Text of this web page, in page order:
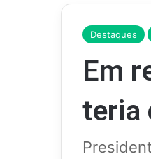
Destaques
Em
teria